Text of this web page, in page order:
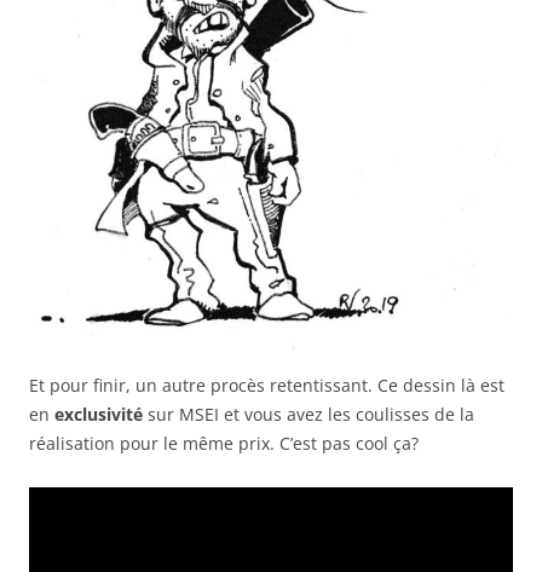
Et pour finir, un autre procès retentissant. Ce dessin là est
en exclusivité sur MSEI et vous avez les coulisses de la
réalisation pour le même prix. C’est pas cool ça?